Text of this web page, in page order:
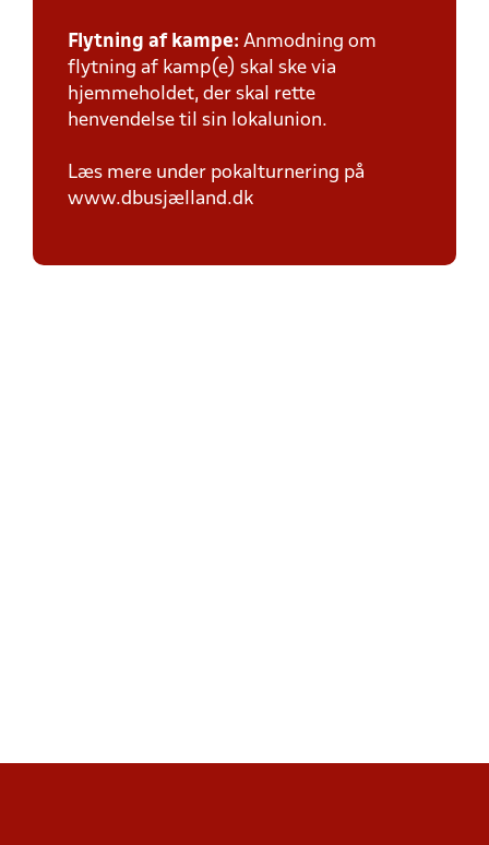
Flytning af kampe: Anmodning om
flytning af kamp(e) skal ske via
hjemmeholdet, der skal rette
henvendelse til sin lokalunion.
Læs mere under pokalturnering på
www.dbusjælland.dk